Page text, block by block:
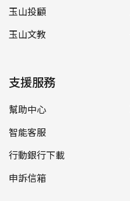
玉山投顧
玉山文教
支援服務
幫助中心
智能客服
行動銀行下載
申訴信箱